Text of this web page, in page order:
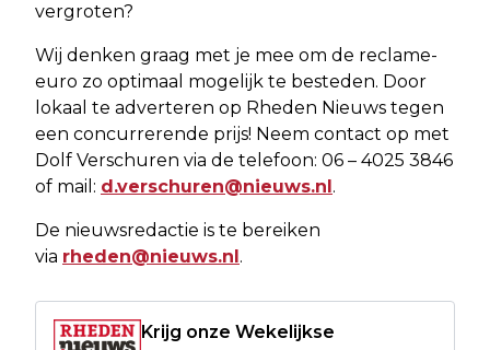
vergroten?
Wij denken graag met je mee om de reclame-
euro zo optimaal mogelijk te besteden. Door
lokaal te adverteren op Rheden Nieuws tegen
een concurrerende prijs! Neem contact op met
Dolf Verschuren via de telefoon: 06 – 4025 3846
of mail: d.verschuren@nieuws.nl.
De nieuwsredactie is te bereiken
via rheden@nieuws.nl.
Krijg onze Wekelijkse